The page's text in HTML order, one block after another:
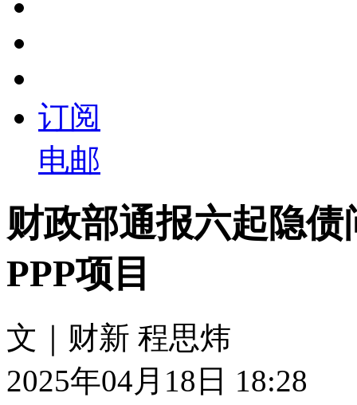
订阅
电邮
财政部通报六起隐
PPP项目
文｜财新 程思炜
2025年04月18日 18:28